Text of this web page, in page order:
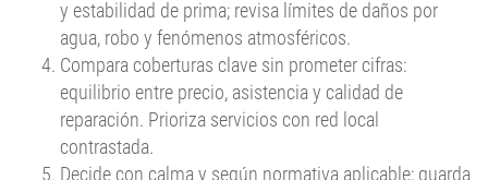
Compara coberturas clave sin prometer cifras:
equilibrio entre precio, asistencia y calidad de
reparación. Prioriza servicios con red local
contrastada.
Decide con calma y según normativa aplicable; guarda
tu comparativa y revísala cada 12 meses o ante